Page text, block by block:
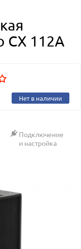
CX 112A
Нет в наличии
Подключение
и настройка